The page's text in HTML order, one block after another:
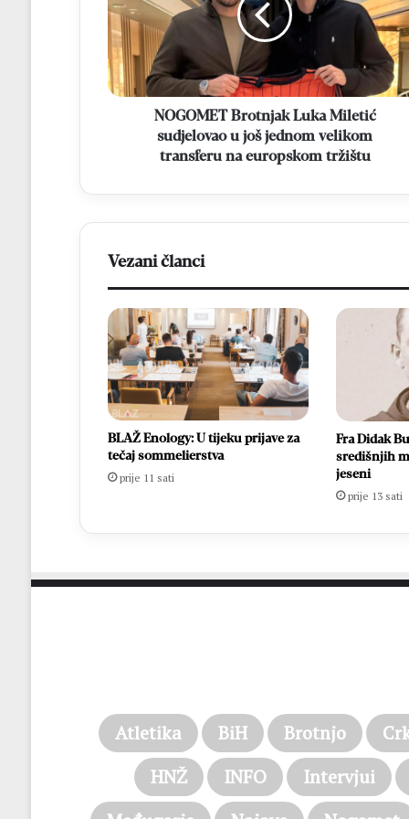
sudjelovao
u
još
jednom
velikom
transferu
europskom
NOGOMET Brotnjak Luka Miletić
sudjelovao u još jednom velikom
transferu na europskom tržištu
Vezani članci
BLAŽ Enology: U tijeku prijave za
tečaj sommelierstva
prije 11 sati
Fra Didak
središnjih
jeseni
prije 13 sati
Atletika BiH Brotnjo
HNŽ
INFO
Intervjui